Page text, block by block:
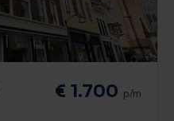
€ 1.700 p/m